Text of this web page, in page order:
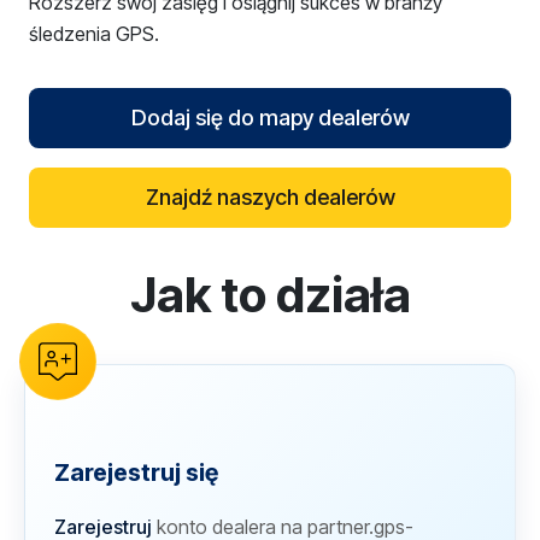
śledzenia GPS.
Dodaj się do mapy dealerów
Znajdź naszych dealerów
reCAPTCHA verificationJak to działa
Zarejestruj się
Zarejestruj konto dealera na partner.gps-